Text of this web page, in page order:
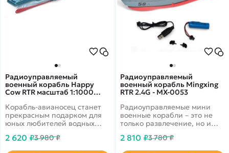
Радиоуправляемый
военный корабль Happy
Cow RTR масштаб 1:1000
Корабль-авианосец станет
прекрасным подарком для
юных любителей водных
взрослых, желающих
2 620 ₽3 980 ₽
Радиоуправляемый
военный корабль Mingxing
RTR 2.4G - MX-0053
Радиоуправляемые мини
военные корабли – это не
только развлечение, но и
историю военно-морского
2 810 ₽3 780 ₽